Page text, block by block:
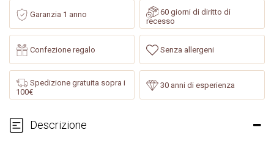
Garanzia 1 anno
60 giorni di diritto di
recesso
Confezione regalo Senza allergeni
Spedizione gratuita sopra i
100€
30 anni di esperienza
Descrizione